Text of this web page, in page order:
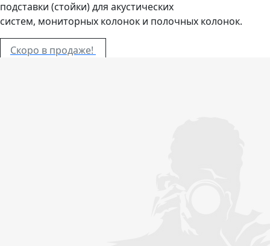
подставки (стойки) для акустических
систем, мониторных колонок и полочных колонок.
Скоро в продаже!